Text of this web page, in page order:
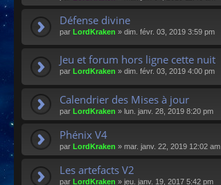
Défense divine
par LordKraken » dim. févr. 03, 2019 3:59 pm
Jeu et forum hors ligne cette nuit
par LordKraken » dim. févr. 03, 2019 4:00 pm
Calendrier des Mises à jour
par LordKraken » lun. janv. 28, 2019 8:20 pm
Phénix V4
par LordKraken » mar. janv. 22, 2019 12:02 am
Les artefacts V2
par LordKraken » jeu. janv. 19, 2017 5:42 pm